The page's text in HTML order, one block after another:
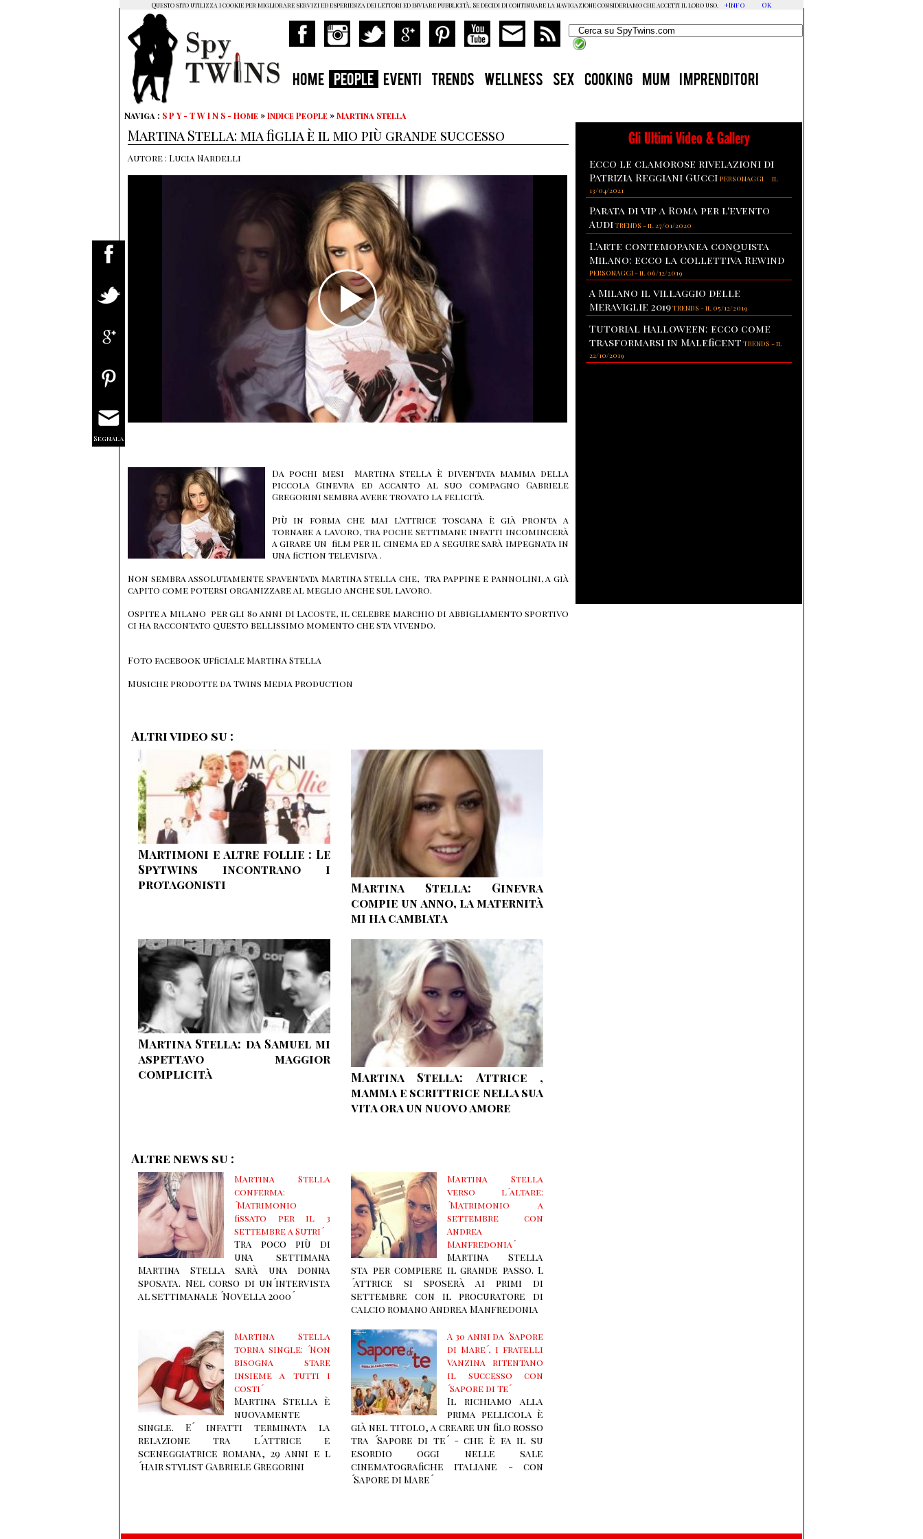
HOME PEOPLE EVENTI TRENDS WELLNESS SEX COOKING MUM IMPRENDITORI
Naviga : S P Y - T W I N S - Home »Indice People »Martina Stella
Martina Stella: mia figlia è il mio più grande successo
Autore : Lucia Nardelli
Da pochi mesi Martina Stella è diventata mamma della
piccola Ginevra ed accanto al suo compagno Gabriele
Gregorini sembra avere trovato la felicità.
Più in forma che mai l’attrice toscana è già pronta a
tornare a lavoro, tra poche settimane infatti incomincerà
a girare un film per il cinema ed a seguire sarà impegnata in
una fiction televisiva .
Non sembra assolutamente spaventata Martina Stella che, tra pappine e pannolini, a già
capito come potersi organizzare al meglio anche sul lavoro.
Ospite a Milano per gli 80 anni di Lacoste, il celebre marchio di abbigliamento sportivo
ci ha raccontato questo bellissimo momento che sta vivendo.
Foto facebook ufficiale Martina Stella
Musiche prodotte da Twins Media Production
Altri video su :
Martimoni e altre follie : Le
Spytwins incontrano i
protagonisti
Martina Stella: Ginevra
compie un anno, la maternità
mi ha cambiata
Martina Stella: da Samuel mi
aspettavo maggior
complicità
Martina Stella: Attrice ,
mamma e scrittrice nella sua
vita ora un nuovo amore
Altre news su :
Martina Stella
conferma:
´Matrimonio
fissato per il 3
settembre a Sutri´
Tra poco più di
una settimana
Martina Stella sarà una donna
sposata. Nel corso di un´intervista
al settimanale ´Novella 2000´
Martina Stella
verso l´altare:
´Matrimonio a
settembre con
Andrea
Manfredonia´
Martina Stella
sta per compiere il grande passo. L
´attrice si sposerà ai primi di
settembre con il procuratore di
calcio romano Andrea Manfredonia
Martina Stella
torna single: ´Non
bisogna stare
insieme a tutti i
costi´
Martina Stella è
nuovamente
single. E´ infatti terminata la
relazione tra l´attrice e
sceneggiatrice romana, 29 anni e l
´hair stylist Gabriele Gregorini
A 30 anni da ´Sapore
di Mare´, i fratelli
Vanzina ritentano
il successo con
´Sapore di Te´
Il richiamo alla
prima pellicola è
già nel titolo, a creare un filo rosso
tra ´Sapore di te´ - che è fa il su
esordio oggi nelle sale
cinematografiche italiane - con
´Sapore di Mare´
Segnala
Gli Ultimi Video & Gallery
Ecco le clamorose rivelazioni di
Patrizia Reggiani Gucci PERSONAGGI
il
13/04/2021
Parata di vip a Roma per l'evento
AudiTRENDS -il 27/01/2020
L'arte contemopanea conquista
Milano: ecco la collettiva Rewind
PERSONAGGI-il 06/12/2019
A Milano il villaggio delle
Meraviglie 2019TRENDS -il 05/12/2019
Tutorial Halloween: ecco come
trasformarsi in Maleficent TRENDS -il
22/10/2019
Questo sito utilizza i cookie per migliorare servizi ed esperienza dei lettori ed inviare pubblicità. Se decidi di continuare la navigazione consideriamo che accetti il loro uso. +Info OK